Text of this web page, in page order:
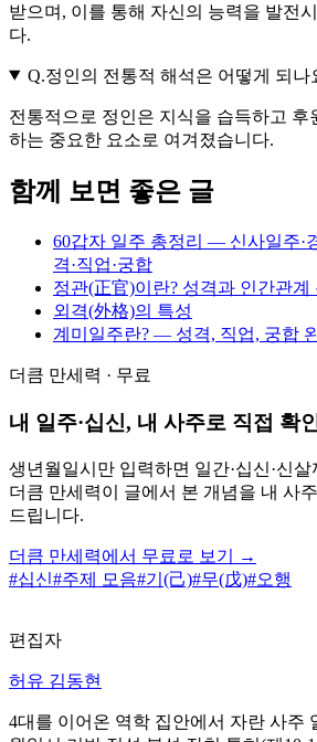
받으며, 이를 통해 자신의 능력을 발전
다.
Q.정인의 전통적 해석은 어떻게 되나
전통적으로 정인은 지식을 습득하고 후
하는 중요한 요소로 여겨졌습니다.
함께 보면 좋은 글
60갑자 일주 총정리 — 신사일주·
격·직업·궁합
정관(正官)이란? 성격과 인간관계
외격(外格)의 특성
계미일주란? — 성격, 직업, 궁합
더큼 만세력 · 무료
내 일주·십신, 내 사주로 직접 확
생년월일시만 입력하면 일간·십신·신
더큼 만세력이 글에서 본 개념을 내 사
드립니다.
더큼 만세력에서 무료로 보기 →
#십신#주제 모음#기(己)#무(戊)#오행
편집자
허유 김동현
4대를 이어온 역학 집안에서 자란 사주